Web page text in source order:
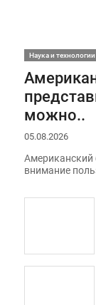
Наука и технологии
можно..
05.08.2026
Американский
внимание